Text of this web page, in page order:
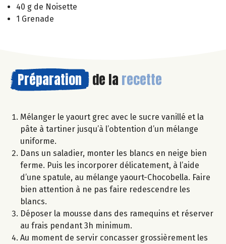
40 g de Noisette
1 Grenade
Préparation de la recette
Mélanger le yaourt grec avec le sucre vanillé et la
pâte à tartiner jusqu’à l’obtention d’un mélange
uniforme.
Dans un saladier, monter les blancs en neige bien
ferme. Puis les incorporer délicatement, à l’aide
d’une spatule, au mélange yaourt-Chocobella. Faire
bien attention à ne pas faire redescendre les
blancs.
Déposer la mousse dans des ramequins et réserver
au frais pendant 3h minimum.
Au moment de servir concasser grossièrement les